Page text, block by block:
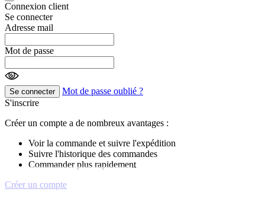
Connexion client
Se connecter
Adresse mail
Mot de passe
Se connecter
Mot de passe oublié ?
S'inscrire
Créer un compte a de nombreux avantages :
Voir la commande et suivre l'expédition
Suivre l'historique des commandes
Commander plus rapidement
Créer un compte